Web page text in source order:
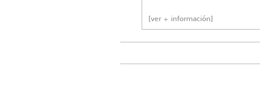
[ver + información]